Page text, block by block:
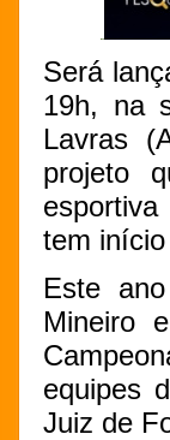
Será
19h, na
Lavras
projeto
tem
Este
Mineiro
equipes
Juiz de